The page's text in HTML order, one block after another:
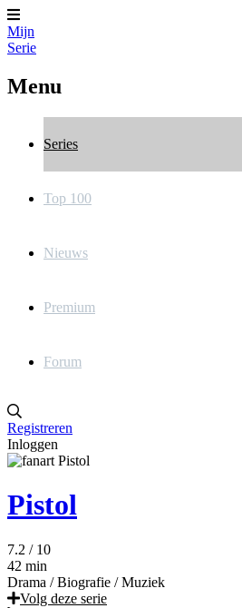
Mijn
Serie
Menu
Series
Top 100
Nieuws
Premium
Forum
Registreren
Inloggen
Pistol
7.2 / 10
42 min
Drama / Biografie / Muziek
Volg deze serie